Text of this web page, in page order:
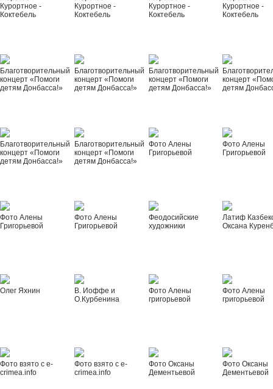
Курортное -
Коктебель
Курортное -
Коктебель
Курортное -
Коктебель
Курортное -
Коктебель
Благотворительный
концерт «Помоги
детям Донбасса!»
Благотворительный
концерт «Помоги
детям Донбасса!»
Благотворительный
концерт «Помоги
детям Донбасса!»
концерт
детям
Благотворительный
концерт «Помоги
детям Донбасса!»
Благотворительный
концерт «Помоги
детям Донбасса!»
Фото Алены
Григорьевой
Фото Алены
Григорьевой
Фото Алены
Григорьевой
Фото Алены
Григорьевой
Феодосийские
художники
Латиф
Оксана
Олег Яхнин
В. Иоффе и
О.Курбенина
Фото Алены
григорьевой
Фото Алены
григорьевой
Фото взято с e-
crimea.info
Фото взято с e-
crimea.info
Фото Оксаны
Дементьевой
Фото Оксаны
Дементьевой